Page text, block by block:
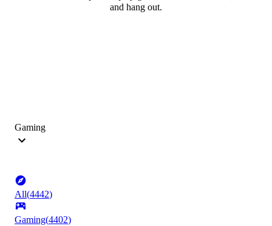
and hang out.
Gaming
All(4442)
Gaming(4402)